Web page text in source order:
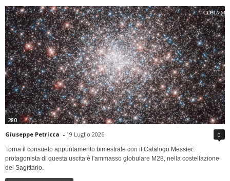
280
Giuseppe Petricca - 19 Luglio 2026 0
Torna il consueto appuntamento bimestrale con il Catalogo Messier:
protagonista di questa uscita è l'ammasso globulare M28, nella costellazione
del Sagittario.